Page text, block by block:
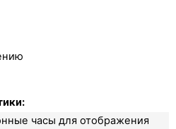
часы для отображения